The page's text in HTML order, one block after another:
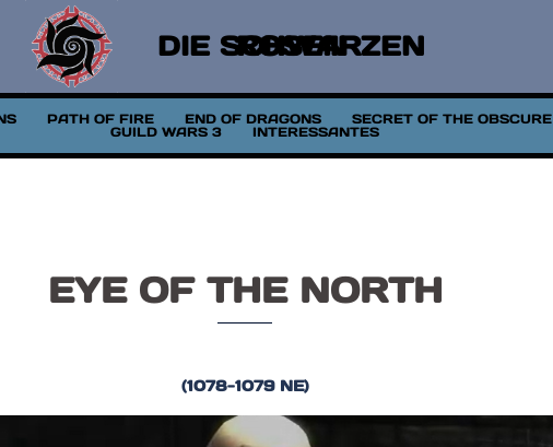
DIE SCHWARZEN ROSEN
PATH OF FIRE END OF DRAGONS SECRET OF THE OBSCURE
GUILD WARS 3
INTERESSANTES
EYE OF THE NORTH
(1078-1079 NE)